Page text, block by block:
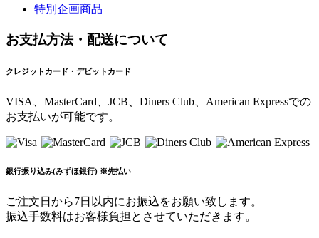
特別企画商品
お支払方法・配送について
クレジットカード・デビットカード
VISA、MasterCard、JCB、Diners Club、American Expressでの
お支払いが可能です。
銀行振り込み(みずほ銀行) ※先払い
ご注文日から7日以内にお振込をお願い致します。
振込手数料はお客様負担とさせていただきます。